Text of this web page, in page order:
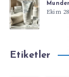
Ekim
Etiketler